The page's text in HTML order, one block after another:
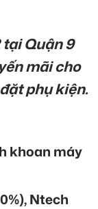
Quận 9
mãi cho
phụ kiện.
khoan máy
Ntech